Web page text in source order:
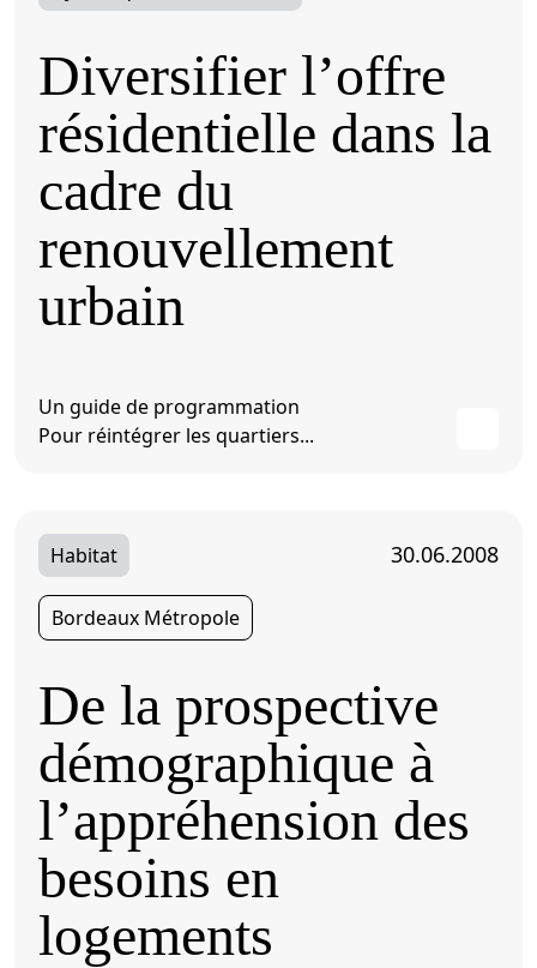
Diversifier l’offre
résidentielle dans la
cadre du
renouvellement
urbain
Un guide de programmation
Pour réintégrer les quartiers...
Habitat 30.06.2008
Bordeaux Métropole
De la prospective
démographique à
l’appréhension des
besoins en
logements